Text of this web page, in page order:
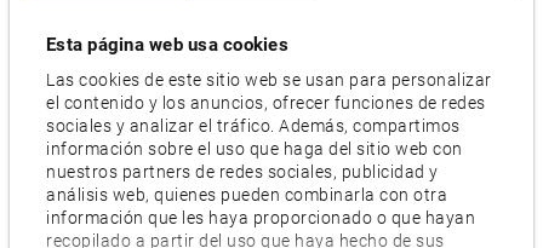
Esta página web usa cookies
Las cookies de este sitio web se usan para personalizar
el contenido y los anuncios, ofrecer funciones de redes
sociales y analizar el tráfico. Además, compartimos
información sobre el uso que haga del sitio web con
nuestros partners de redes sociales, publicidad y
análisis web, quienes pueden combinarla con otra
información que les haya proporcionado o que hayan
recopilado a partir del uso que haya hecho de sus